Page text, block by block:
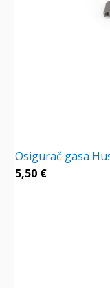
Osigurač gasa
5,50 €